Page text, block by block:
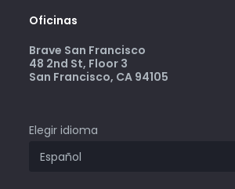
Oficinas
Brave San Francisco
48 2nd St, Floor 3
San Francisco, CA 94105
Elegir idioma